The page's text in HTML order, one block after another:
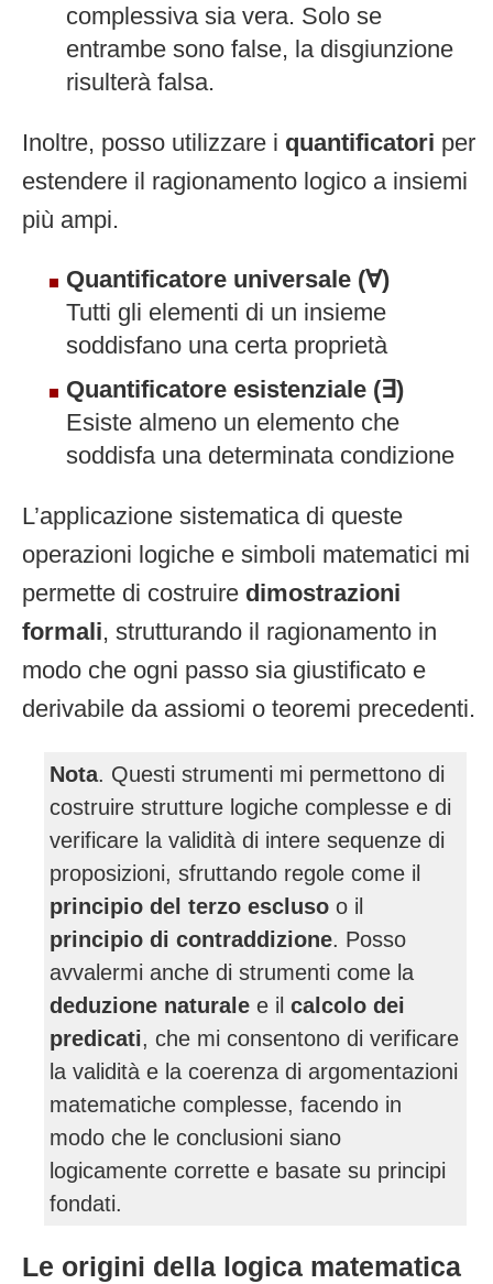
complessiva sia vera. Solo se
entrambe sono false, la disgiunzione
risulterà falsa.
Inoltre, posso utilizzare i quantificatori per
estendere il ragionamento logico a insiemi
più ampi.
Quantificatore universale (∀)
Tutti gli elementi di un insieme
soddisfano una certa proprietà
Quantificatore esistenziale (∃)
Esiste almeno un elemento che
soddisfa una determinata condizione
L’applicazione sistematica di queste
operazioni logiche e simboli matematici mi
permette di costruire dimostrazioni
formali, strutturando il ragionamento in
modo che ogni passo sia giustificato e
derivabile da assiomi o teoremi precedenti.
Nota. Questi strumenti mi permettono di
costruire strutture logiche complesse e di
verificare la validità di intere sequenze di
proposizioni, sfruttando regole come il
principio del terzo escluso o il
principio di contraddizione. Posso
avvalermi anche di strumenti come la
deduzione naturale e il calcolo dei
predicati, che mi consentono di verificare
la validità e la coerenza di argomentazioni
matematiche complesse, facendo in
modo che le conclusioni siano
logicamente corrette e basate su principi
fondati.
Le origini della logica matematica